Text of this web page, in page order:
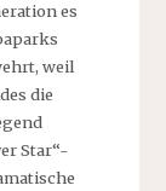
es
weil
die
Star“-